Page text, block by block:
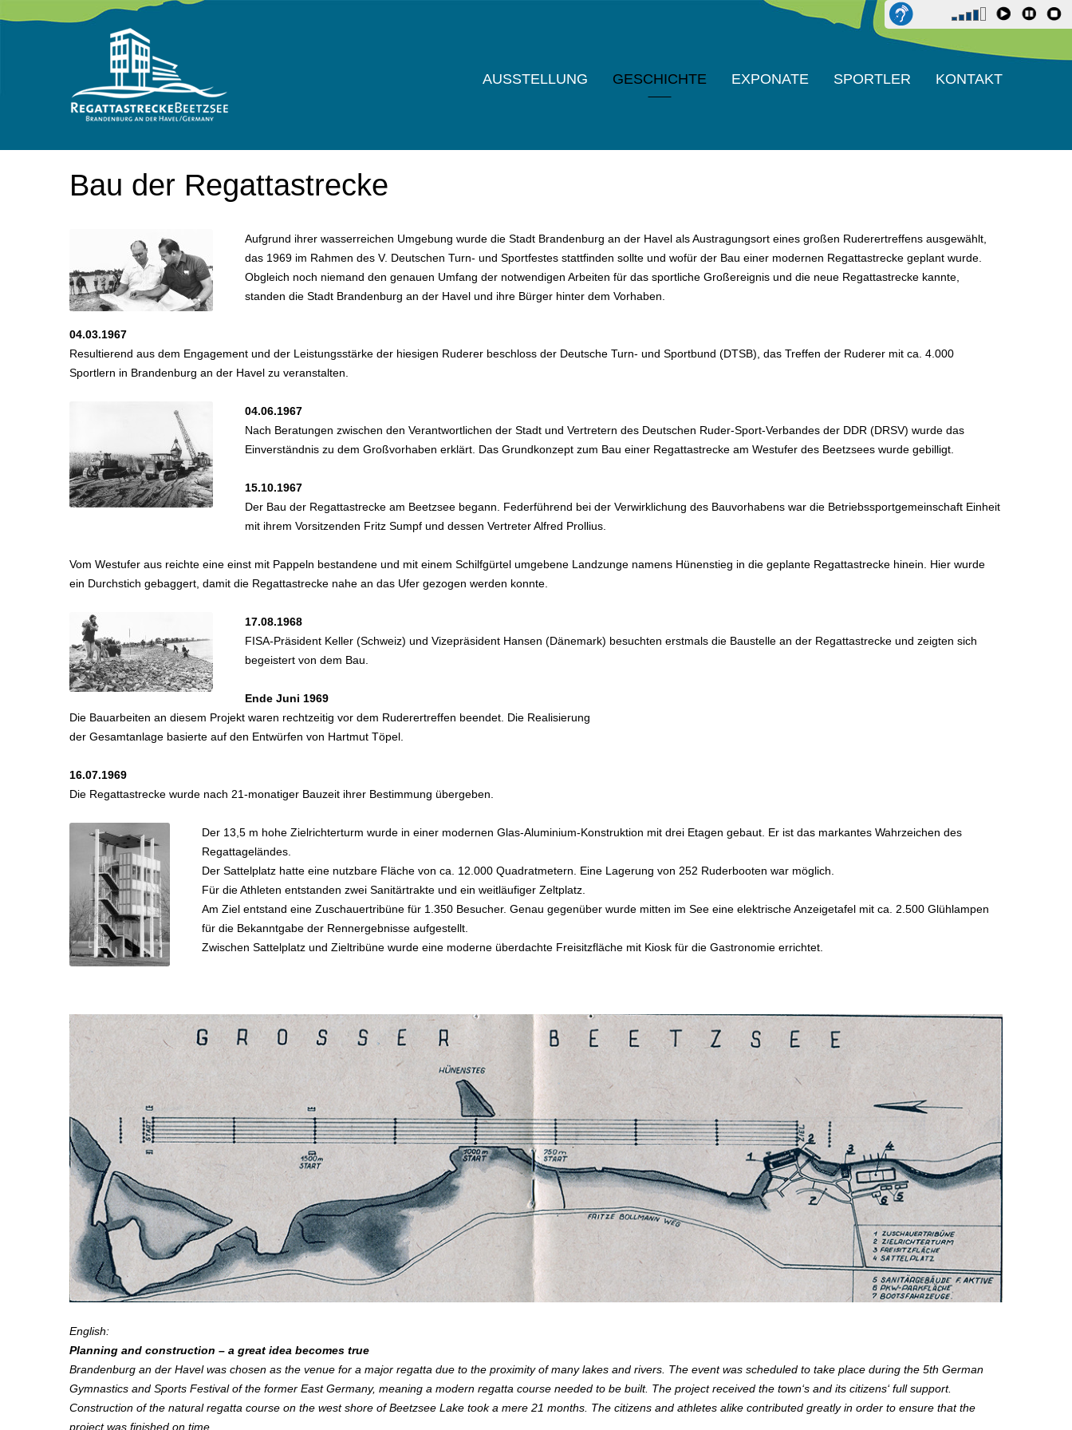
AUSSTELLUNG GESCHICHTE EXPONATE SPORTLER KONTAKT
Bau der Regattastrecke
Aufgrund ihrer wasserreichen Umgebung wurde die Stadt Brandenburg an der Havel als Austragungsort eines großen Ruderertreffens ausgewählt,
das 1969 im Rahmen des V. Deutschen Turn- und Sportfestes stattfinden sollte und wofür der Bau einer modernen Regattastrecke geplant wurde.
Obgleich noch niemand den genauen Umfang der notwendigen Arbeiten für das sportliche Großereignis und die neue Regattastrecke kannte,
standen die Stadt Brandenburg an der Havel und ihre Bürger hinter dem Vorhaben.
04.03.1967
Resultierend aus dem Engagement und der Leistungsstärke der hiesigen Ruderer beschloss der Deutsche Turn- und Sportbund (DTSB), das Treffen der Ruderer mit ca. 4.000
Sportlern in Brandenburg an der Havel zu veranstalten.
04.06.1967
Nach Beratungen zwischen den Verantwortlichen der Stadt und Vertretern des Deutschen Ruder-Sport-Verbandes der DDR (DRSV) wurde das
Einverständnis zu dem Großvorhaben erklärt. Das Grundkonzept zum Bau einer Regattastrecke am Westufer des Beetzsees wurde gebilligt.
15.10.1967
Der Bau der Regattastrecke am Beetzsee begann. Federführend bei der Verwirklichung des Bauvorhabens war die Betriebssportgemeinschaft Einheit
mit ihrem Vorsitzenden Fritz Sumpf und dessen Vertreter Alfred Prollius.
Vom Westufer aus reichte eine einst mit Pappeln bestandene und mit einem Schilfgürtel umgebene Landzunge namens Hünenstieg in die geplante Regattastrecke hinein. Hier wurde
ein Durchstich gebaggert, damit die Regattastrecke nahe an das Ufer gezogen werden konnte.
17.08.1968
FISA-Präsident Keller (Schweiz) und Vizepräsident Hansen (Dänemark) besuchten erstmals die Baustelle an der Regattastrecke und zeigten sich
begeistert von dem Bau.
Ende Juni 1969
Die Bauarbeiten an diesem Projekt waren rechtzeitig vor dem Ruderertreffen beendet. Die Realisierung
der Gesamtanlage basierte auf den Entwürfen von Hartmut Töpel.
16.07.1969
Die Regattastrecke wurde nach 21-monatiger Bauzeit ihrer Bestimmung übergeben.
Der 13,5 m hohe Zielrichterturm wurde in einer modernen Glas-Aluminium-Konstruktion mit drei Etagen gebaut. Er ist das markantes Wahrzeichen des
Regattageländes.
Der Sattelplatz hatte eine nutzbare Fläche von ca. 12.000 Quadratmetern. Eine Lagerung von 252 Ruderbooten war möglich.
Für die Athleten entstanden zwei Sanitärtrakte und ein weitläufiger Zeltplatz.
Am Ziel entstand eine Zuschauertribüne für 1.350 Besucher. Genau gegenüber wurde mitten im See eine elektrische Anzeigetafel mit ca. 2.500 Glühlampen
für die Bekanntgabe der Rennergebnisse aufgestellt.
Zwischen Sattelplatz und Zieltribüne wurde eine moderne überdachte Freisitzfläche mit Kiosk für die Gastronomie errichtet.
English:
Planning and construction – a great idea becomes true
Brandenburg an der Havel was chosen as the venue for a major regatta due to the proximity of many lakes and rivers. The event was scheduled to take place during the 5th German
Gymnastics and Sports Festival of the former East Germany, meaning a modern regatta course needed to be built. The project received the town‘s and its citizens‘ full support.
Construction of the natural regatta course on the west shore of Beetzsee Lake took a mere 21 months. The citizens and athletes alike contributed greatly in order to ensure that the
project was finished on time.